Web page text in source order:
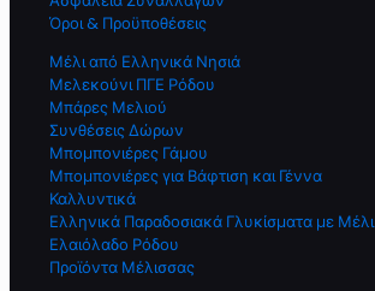
Όροι & Προϋποθέσεις
Μέλι από Ελληνικά Νησιά
Μελεκούνι ΠΓΕ Ρόδου
Μπάρες Μελιού
Συνθέσεις Δώρων
Μπομπονιέρες Γάμου
Μπομπονιέρες για Βάφτιση και Γέννα
Καλλυντικά
Ελληνικά Παραδοσιακά Γλυκίσματα με Μέλι
Ελαιόλαδο Ρόδου
Προϊόντα Μέλισσας